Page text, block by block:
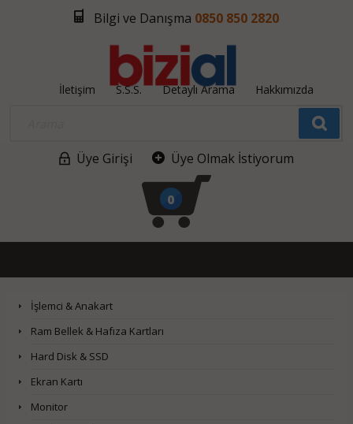
Bilgi ve Danışma 0850 850 2820
İletişim S.S.S. Detaylı Arama Hakkımızda
Üye Girişi Üye Olmak İstiyorum
0
İşlemci & Anakart
Ram Bellek & Hafıza Kartları
Hard Disk & SSD
Ekran Kartı
Monitor